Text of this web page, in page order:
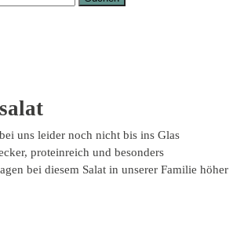
uns leider noch nicht bis ins Glas
proteinreich und besonders
bei diesem Salat in unserer Familie höher